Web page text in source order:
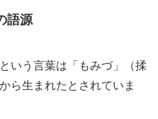
語源
いう言葉は「もみづ」（揉
ら生まれたとされていま